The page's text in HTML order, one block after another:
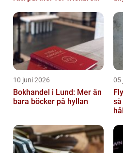
10 juni 2026
Bokhandel i Lund: Mer än
bara böcker på hyllan
05